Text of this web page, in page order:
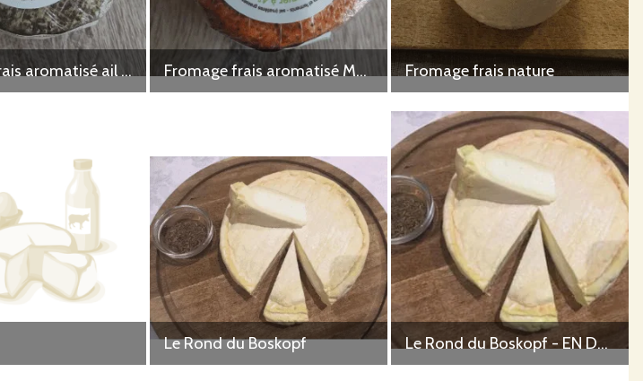
Fromage frais aromatisé ail et fines herbes Fromage frais aromatisé Mexicain Fromage frais nature
Le Rond du Boskopf Le Rond du Boskopf - EN DEMI